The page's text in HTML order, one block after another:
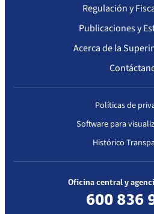
Regulación y
Publicaciones y
Acerca de la
Políticas de
Software para
Histórico
Oficina central y
600 836